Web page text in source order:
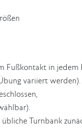
Fußkontakt in jedem
variiert werden).
Turnbank